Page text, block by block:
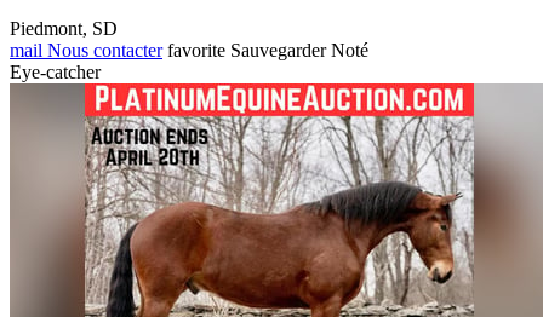
Piedmont, SD
mail Nous contacter favorite Sauvegarder Noté
Eye-catcher